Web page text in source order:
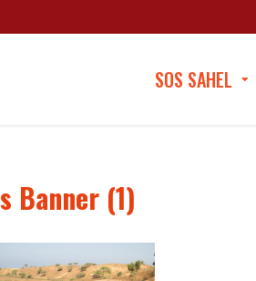
SOS SAHEL
Banner (1)